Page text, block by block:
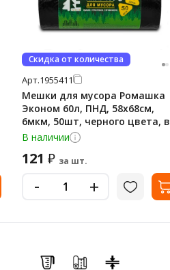
Скидка от количества
Арт.1955411
Мешки для мусора Ромашка
Эконом 60л, ПНД, 58х68см,
6мкм, 50шт, черного цвета, в
рулоне
В наличии
121 ₽ за шт.
- +